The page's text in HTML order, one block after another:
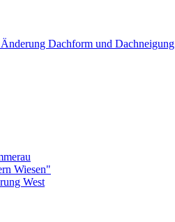
Dachform und Dachneigung
Wiesen"
West